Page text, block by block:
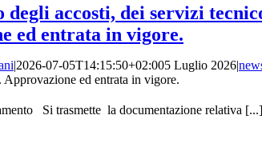
degli accosti, dei servizi
ed entrata in vigore.
|2026-07-05T14:15:50+02:005 Luglio 2026|
ed entrata in vigore.
Si trasmette la documentazione relativa [...]